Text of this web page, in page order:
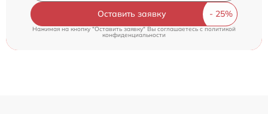
Оставить заявку
Нажимая на кнопку "Оставить заявку" Вы соглашаетесь c политикой
конфиденциальности